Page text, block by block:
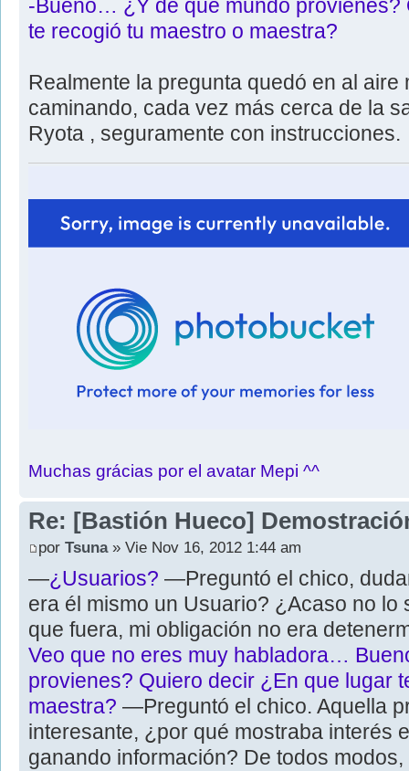
-Bueno… ¿Y de que mundo provienes?
te recogió tu maestro o maestra?
Realmente la pregunta quedó en al
caminando, cada vez más cerca de la
Ryota , seguramente con instrucciones.
Muchas grácias por el avatar Mepi ^^
Re: [Bastión Hueco]
por Tsuna» Vie Nov 16, 2012 1:44 am
—¿Usuarios? —Preguntó el chico,
era él mismo un Usuario? ¿Acaso no lo
que fuera, mi obligación no era
Veo que no eres muy habladora…
provienes? Quiero decir ¿En que lugar
maestra? —Preguntó el chico. Aquella
interesante, ¿por qué mostraba interés
ganando información? De todos